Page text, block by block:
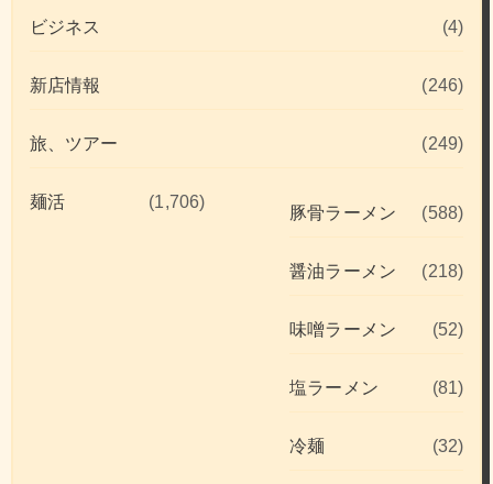
ビジネス (4)
新店情報 (246)
旅、ツアー (249)
麺活 (1,706)
豚骨ラーメン (588)
醤油ラーメン (218)
味噌ラーメン (52)
塩ラーメン (81)
冷麺 (32)